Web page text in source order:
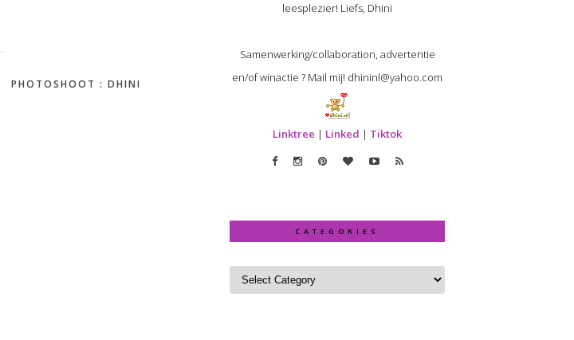
PHOTOSHOOT : DHINI
leesplezier! Liefs, Dhini
Samenwerking/collaboration, advertentie
en/of winactie ? Mail mij! dhininl@yahoo.com
Linktree | Linked | Tiktok
CATEGORIES